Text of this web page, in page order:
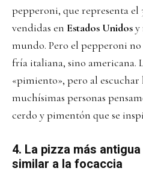
pepperoni, que representa el
vendidas en Estados Unidosy
mundo. Pero el pepperoni no
fría italiana, sino americana.
«pimiento», pero al
muchísimas personas
cerdo y pimentón que se
4. La pizza más
similar a la focaccia